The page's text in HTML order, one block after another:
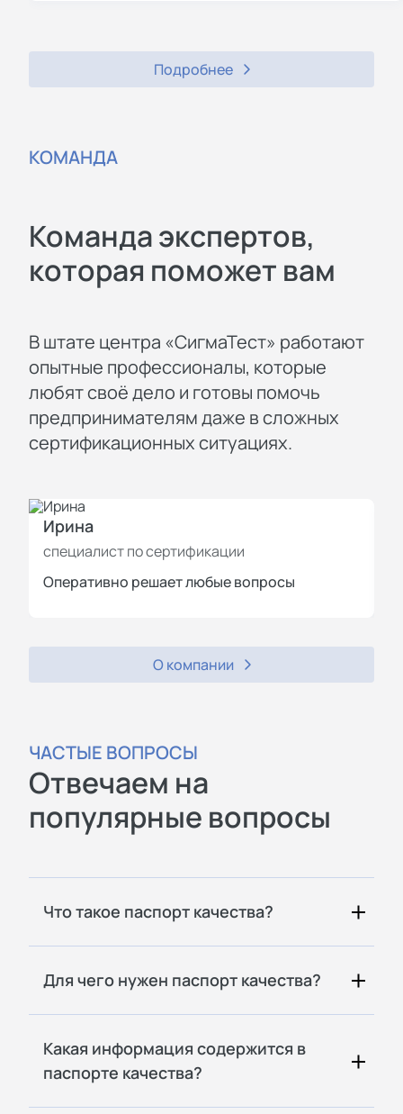
Подробнее
КОМАНДА
Команда экспертов,
которая поможет вам
В штате центра «СигмаТест» работают
опытные профессионалы, которые
любят своё дело и готовы помочь
предпринимателям даже в сложных
сертификационных ситуациях.
Ирина
специалист по сертификации
Оперативно решает любые вопросы
О компании
ЧАСТЫЕ ВОПРОСЫ
Отвечаем на
популярные вопросы
Что такое паспорт качества?
Для чего нужен паспорт качества?
Какая информация содержится в
паспорте качества?